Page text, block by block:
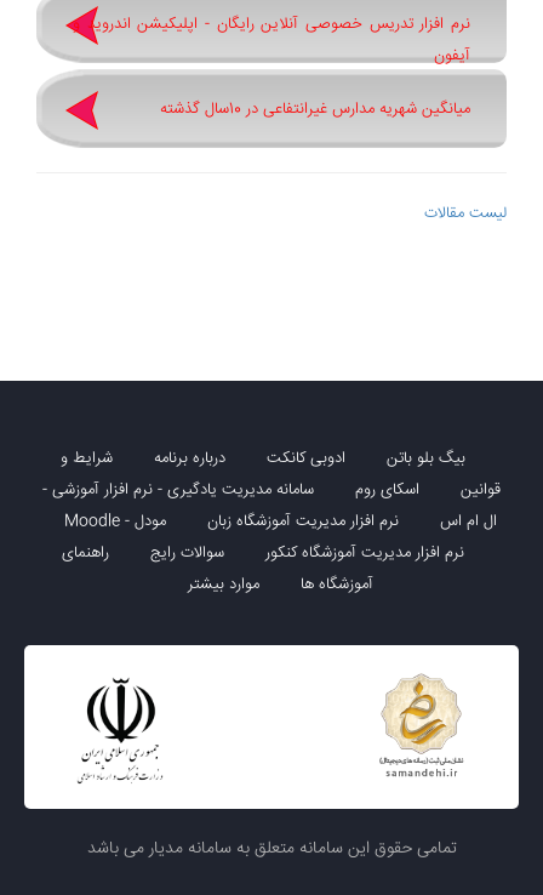
نرم افزار تدریس خصوصی آنلاین رایگان - اپلیکیشن اندروید و
آیفون
میانگین شهریه مدارس غیرانتفاعی در 10سال گذشته
لیست مقالات
بیگ بلو باتن ادوبی کانکت درباره برنامه
شرایط و
قوانین
اسکای روم
سامانه مدیریت یادگیری - نرم افزار آموزشی -
ال ام اس
نرم افزار مدیریت آموزشگاه زبان
مودل - Moodle
نرم افزار مدیریت آموزشگاه کنکور
سوالات رایج
راهنمای
آموزشگاه ها
موارد بیشتر
تمامی حقوق این سامانه متعلق به سامانه مدیار می باشد